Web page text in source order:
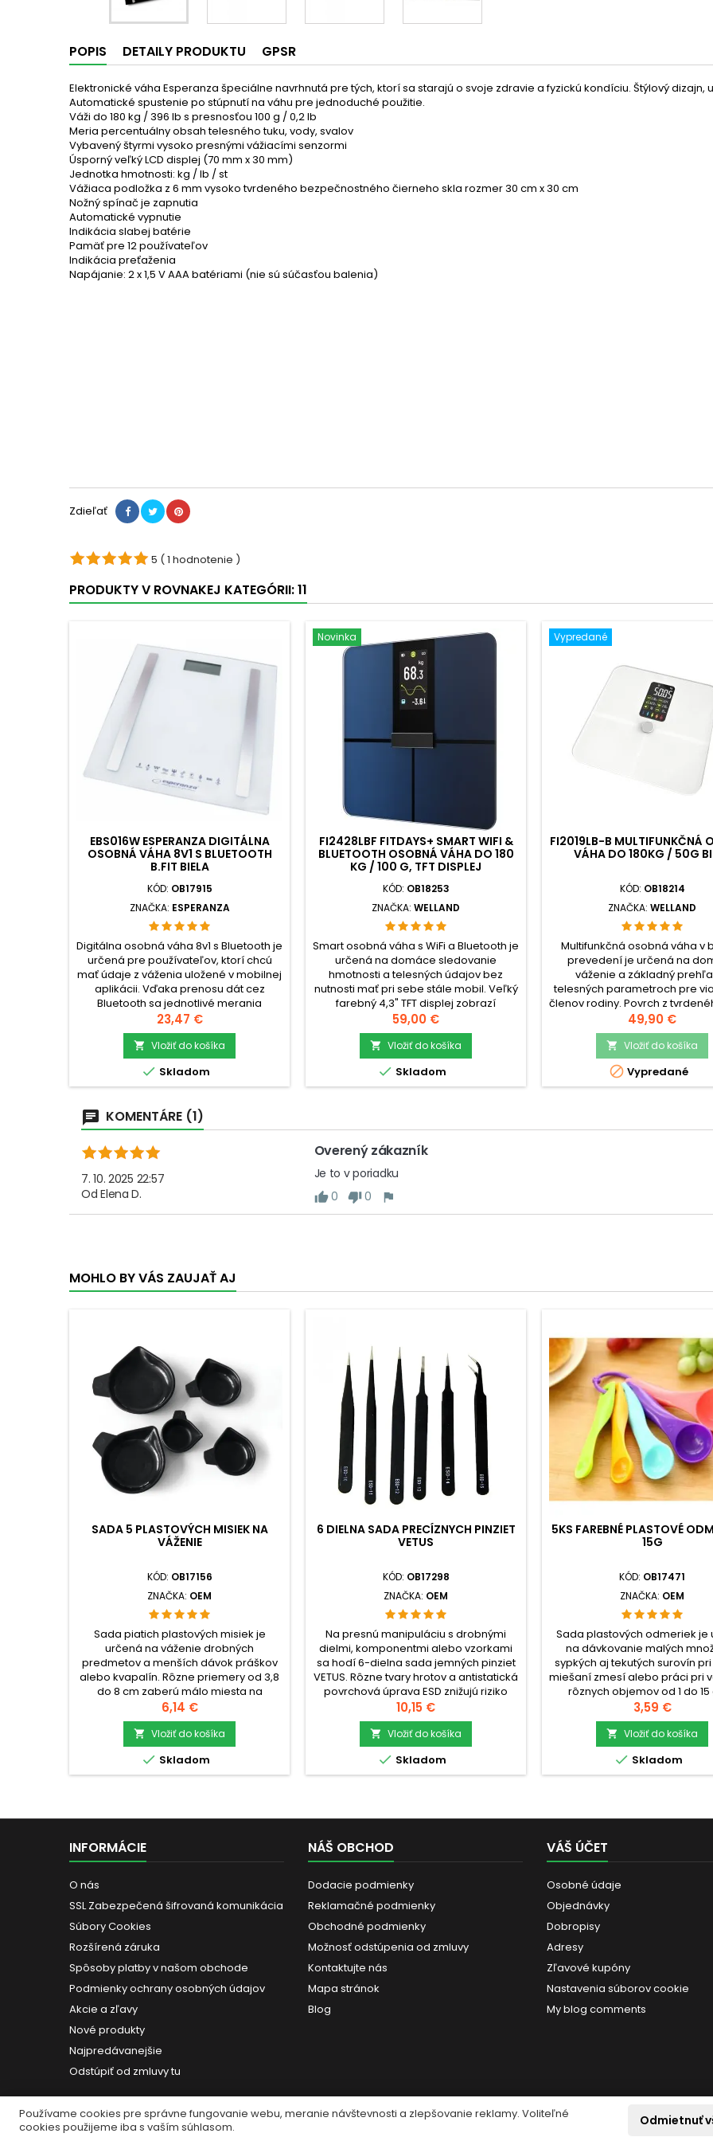
POPIS DETAILY PRODUKTU GPSR
Elektronické váha Esperanza špeciálne navrhnutá pre tých, ktorí sa starajú o svoje zdravie a fyzickú kondíciu. Štýlový
Automatické spustenie po stúpnutí na váhu pre jednoduché použitie.
Váži do 180 kg / 396 lb s presnosťou 100 g / 0,2 lb
Meria percentuálny obsah telesného tuku, vody, svalov
Vybavený štyrmi vysoko presnými vážiacími senzormi
Úsporný veľký LCD displej (70 mm x 30 mm)
Jednotka hmotnosti: kg / lb / st
Vážiaca podložka z 6 mm vysoko tvrdeného bezpečnostného čierneho skla rozmer 30 cm x 30 cm
Nožný spínač je zapnutia
Automatické vypnutie
Indikácia slabej batérie
Pamäť pre 12 používateľov
Indikácia preťaženia
Napájanie: 2 x 1,5 V AAA batériami (nie sú súčasťou balenia)
Zdieľať
5 ( 1 hodnotenie )
PRODUKTY V ROVNAKEJ KATEGÓRII: 11
EBS016W ESPERANZA DIGITÁLNA
OSOBNÁ VÁHA 8V1 S BLUETOOTH
B.FIT BIELA
KÓD: OB17915
ZNAČKA: ESPERANZA
Digitálna osobná váha 8v1 s Bluetooth je
určená pre používateľov, ktorí chcú
mať údaje z váženia uložené v mobilnej
aplikácii. Vďaka prenosu dát cez
Bluetooth sa jednotlivé merania
ukladajú do smartfónu a používateľ vidí
vývoj hmotnosti, telesného tuku aj
indexu BMI v
čase.check_circleVáživosť: 180
kgcheck_circleRozlíšenie: 100
gcheck_circleFunkcie:...
Cena
23,47 €
 Vložiť do košíka
 Skladom
Novinka
FI2428LBF FITDAYS+ SMART WIFI &
BLUETOOTH OSOBNÁ VÁHA DO 180
KG / 100 G, TFT DISPLEJ
KÓD: OB18253
ZNAČKA: WELLAND
Smart osobná váha s WiFi a Bluetooth je
určená na domáce sledovanie
hmotnosti a telesných údajov bez
nutnosti mať pri sebe stále mobil. Veľký
farebný 4,3" TFT displej zobrazí
hmotnosť aj základné trendy priamo na
ploche, takže priebeh zmien je
čitateľný hneď po vystúpení z
váhy.check_circleVáživosť: 180
kgcheck_circleRozlíšenie: 100...
Cena
59,00 €
 Vložiť do košíka
 Skladom
Vypredané
FI2019LB-B MULTIFUNKČNÁ
VÁHA DO 180KG / 50G
KÓD: OB18214
ZNAČKA: WELLAND
Multifunkčná osobná váha v
prevedení je určená na
váženie a základný
telesných parametroch pre
členov rodiny. Povrch z
integrovanými ITO senzormi
rovnomernú vážiacu plochu a
čistí po každodennom
kgcheck_circleRozlíšenie:
gcheck_circleFunkcie:
Cena
49,90 €
 Vložiť do košíka
 Vypredané
KOMENTÁRE (1)
7. 10. 2025 22:57
OdElena D.
Overený zákazník
Je to v poriadku
0
0
MOHLO BY VÁS ZAUJAŤ AJ
SADA 5 PLASTOVÝCH MISIEK NA
VÁŽENIE
KÓD: OB17156
ZNAČKA: OEM
Sada piatich plastových misiek je
určená na váženie drobných
predmetov a menších dávok práškov
alebo kvapalín. Rôzne priemery od 3,8
do 8 cm zaberú málo miesta na
vážiacej ploche a umožnia zvoliť misku
podľa množstva materiálu, aby sa
obsah voľne zmestil
dovnútra.check_circleTyp: sada
plastových misiek na
váženiecheck_circleBalenie: 5 ks
Cena
6,14 €
 Vložiť do košíka
 Skladom
6 DIELNA SADA PRECÍZNYCH PINZIET
VETUS
KÓD: OB17298
ZNAČKA: OEM
Na presnú manipuláciu s drobnými
dielmi, komponentmi alebo vzorkami
sa hodí 6-dielna sada jemných pinziet
VETUS. Rôzne tvary hrotov a antistatická
povrchová úprava ESD znižujú riziko
poškodenia citlivých súčiastok a
ochranné krytky špičiek chránia hroty
pri ukladaní nástrojov.check_circleTyp:
Sada precíznych
pinzietcheck_circlePočet dielov: 6...
Cena
10,15 €
 Vložiť do košíka
 Skladom
5KS FAREBNÉ PLASTOVÉ
15G
KÓD: OB17471
ZNAČKA: OEM
Sada plastových odmeriek je
na dávkovanie malých
sypkých aj tekutých surovín
miešaní zmesí alebo práci pri
rôznych objemov od 1 do
pokryje bežné dávky a vďaka
zostanú všetky odmerky
spolu.check_circleTyp:
plastových
odmeriekcheck_circleBalenie:
15 g/
Cena
3,59 €
 Vložiť do košíka
 Skladom
INFORMÁCIE
O nás
SSL Zabezpečená šifrovaná komunikácia
Súbory Cookies
Rozšírená záruka
Spôsoby platby v našom obchode
Podmienky ochrany osobných údajov
Akcie a zľavy
Nové produkty
Najpredávanejšie
Odstúpiť od zmluvy tu
NÁŠ OBCHOD
Dodacie podmienky
Reklamačné podmienky
Obchodné podmienky
Možnosť odstúpenia od zmluvy
Kontaktujte nás
Mapa stránok
Blog
VÁŠ ÚČET
Osobné údaje
Objednávky
Dobropisy
Adresy
Zľavové kupóny
Nastavenia súborov cookie
My blog comments
Používame cookies pre správne fungovanie webu, meranie návštevnosti a zlepšovanie reklamy. Voliteľné
cookies použijeme iba s vaším súhlasom.
Odmietnuť